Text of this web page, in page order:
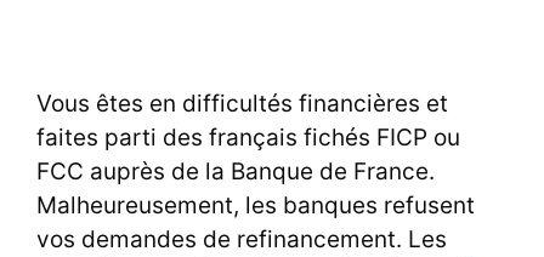
Vous êtes en difficultés financières et
faites parti des français fichés FICP ou
FCC auprès de la Banque de France.
Malheureusement, les banques refusent
vos demandes de refinancement. Les